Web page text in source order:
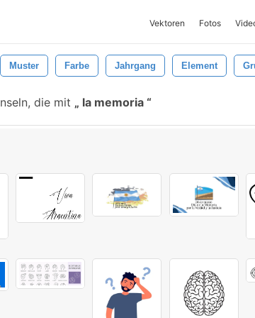
Vektoren Fotos
Muster Farbe Jahrgang Element
die mit la memoria